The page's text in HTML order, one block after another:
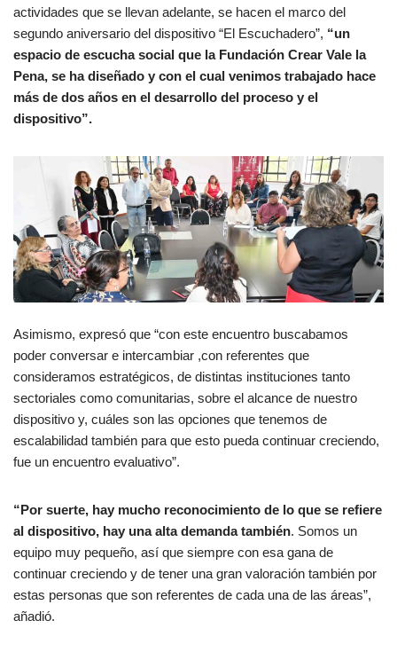
actividades que se llevan adelante, se hacen el marco del
segundo aniversario del dispositivo “El Escuchadero”, “un
espacio de escucha social que la Fundación Crear Vale la
Pena, se ha diseñado y con el cual venimos trabajado hace
más de dos años en el desarrollo del proceso y el
dispositivo”.
Asimismo, expresó que “con este encuentro buscabamos
poder conversar e intercambiar ,con referentes que
consideramos estratégicos, de distintas instituciones tanto
sectoriales como comunitarias, sobre el alcance de nuestro
dispositivo y, cuáles son las opciones que tenemos de
escalabilidad también para que esto pueda continuar creciendo,
fue un encuentro evaluativo”.
“Por suerte, hay mucho reconocimiento de lo que se refiere
al dispositivo, hay una alta demanda también. Somos un
equipo muy pequeño, así que siempre con esa gana de
continuar creciendo y de tener una gran valoración también por
estas personas que son referentes de cada una de las áreas”,
añadió.